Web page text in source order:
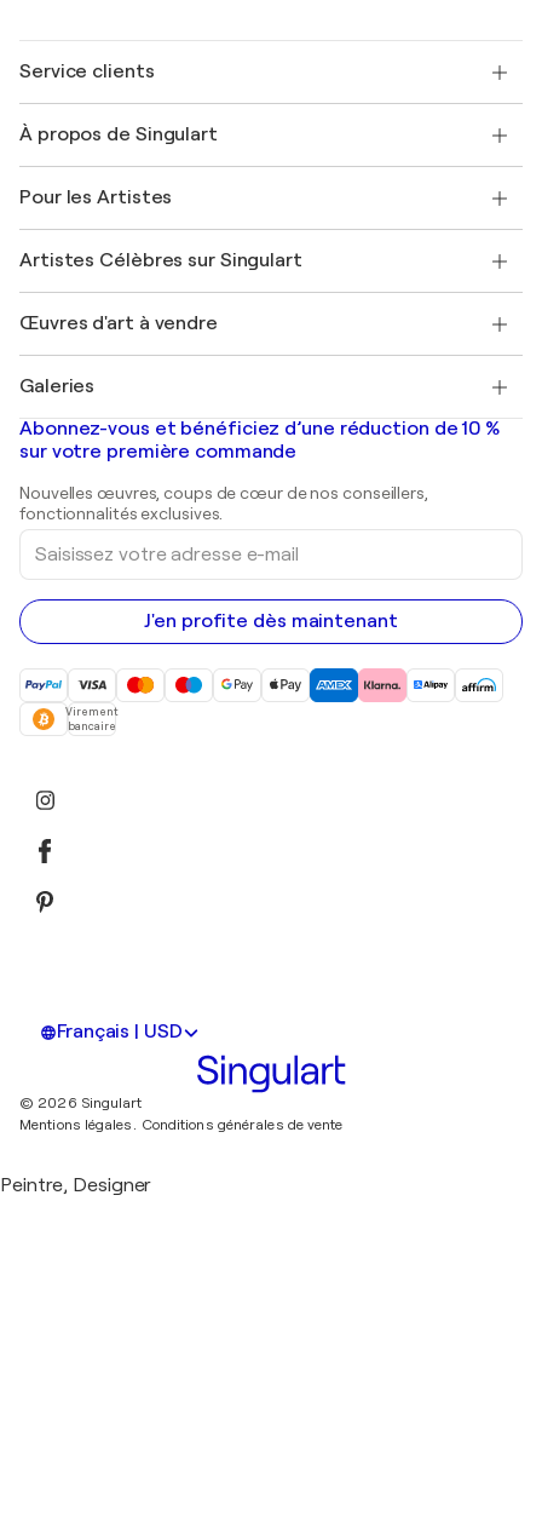
Service clients
Expédition
Offrir une carte cadeau
Rejoignez notre programme commercial
Mon compte
+33 1 76 44 06 42
À propos de Singulart
FAQ
Magazine Singulart
Emplois
Découvrez une sélection d'art original
Pour les Artistes
Se connecter en tant qu'Artiste
Artistes Célèbres sur Singulart
Marc Chagall
Banksy
Mr. Brainwash
Shepard Fairey
Œuvres d'art à vendre
Tableaux abstraits à vendre
Peintures de paysage
Estampes
Peintures acryliques
Galeries
Galeries d'art en France
Galeries d'art en Belgique
Abonnez-vous et bénéficiez d’une réduction de 10 %
sur votre première commande
Nouvelles œuvres, coups de cœur de nos conseillers,
fonctionnalités exclusives.
Saisissez
votre
adresse
e-
mail
J'en profite dès maintenant
Virement
bancaire
Français | USD
© 2026 Singulart
Mentions légales. Conditions générales de vente
Peintre, Designer